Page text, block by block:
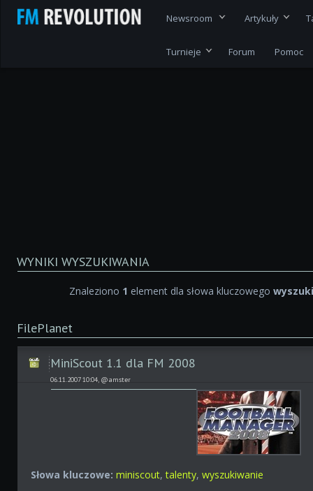
Newsroom Artykuły
Turnieje Forum Pomoc
WYNIKI WYSZUKIWANIA
Znaleziono 1 element dla słowa kluczowego
FilePlanet
MiniScout 1.1 dla FM 2008
06.11.2007 10:04, @amster
Słowa kluczowe: miniscout,talenty,wyszukiwanie